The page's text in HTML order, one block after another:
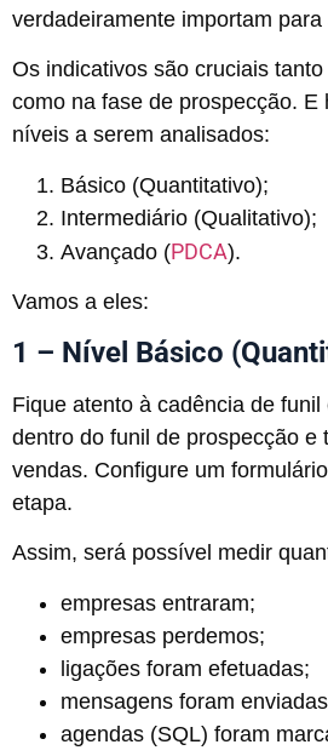
verdadeiramente importam para
Os indicativos são cruciais
como na fase de prospecção. E
níveis a serem analisados:
Básico (Quantitativo);
Intermediário (Qualitativo);
Avançado (PDCA).
Vamos a eles:
1 – Nível Básico
Fique atento à cadência de
dentro do funil de prospecção e
vendas. Configure um
etapa.
Assim, será possível medir
empresas entraram;
empresas perdemos;
ligações foram efetuadas;
mensagens foram enviadas
agendas (SQL) foram